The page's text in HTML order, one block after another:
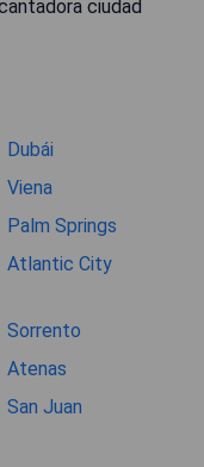
ciudad
Dubái
Viena
Palm Springs
Atlantic City
Sorrento
Atenas
San Juan